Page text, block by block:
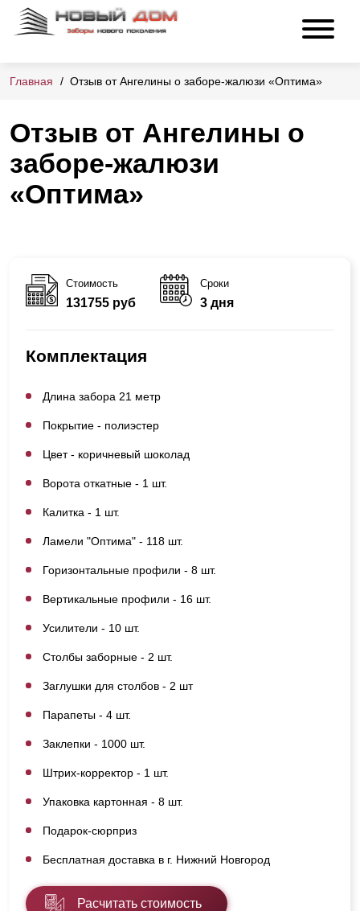
Главная Отзыв от Ангелины о заборе-жалюзи «Оптима»
Отзыв от Ангелины о
заборе-жалюзи
«Оптима»
Стоимость
131755 руб
Сроки
3 дня
Комплектация
Длина забора 21 метр
Покрытие - полиэстер
Цвет - коричневый шоколад
Ворота откатные - 1 шт.
Калитка - 1 шт.
Ламели "Оптима" - 118 шт.
Горизонтальные профили - 8 шт.
Вертикальные профили - 16 шт.
Усилители - 10 шт.
Столбы заборные - 2 шт.
Заглушки для столбов - 2 шт
Парапеты - 4 шт.
Заклепки - 1000 шт.
Штрих-корректор - 1 шт.
Упаковка картонная - 8 шт.
Подарок-сюрприз
Бесплатная доставка в г. Нижний Новгород
Расчитать стоимость